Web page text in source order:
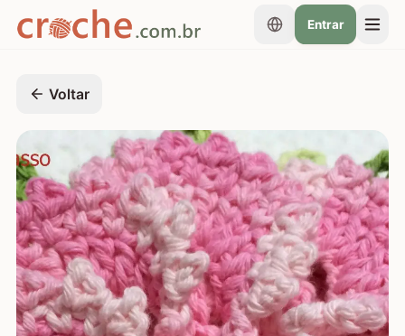
Entrar
Voltar